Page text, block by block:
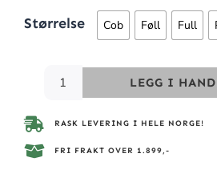
Størrelse Cob Føll Full
LEGG I
RASK LEVERING I HELE NORGE!
FRI FRAKT OVER 1.899,-